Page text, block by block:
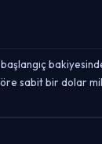
sabit bir dolar